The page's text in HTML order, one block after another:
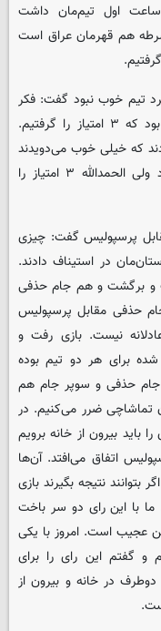
ساعت اول تیم‌مان داشت
هم قهرمان عراق است
که عملکرد تیم خوب نبود گفت: فکر
می‌کنم چیزی که خیلی اهمیت داشت این بود که ۳ امتیاز را گرفتیم.
که خیلی خوب می‌دویدند
و کار می‌کردند و کار ما را سخت کرده بود ولی الحمدالله ۳ امتیاز را
پرسپولیس گفت: چیزی
در استیناف دادند.
و برگشت و هم جام حذفی
حذفی مقابل پرسپولیس
نیست. بازی رفت و
برای هر دو تیم بوده
حذفی و سوپر جام هم
تماشاچی ضرر می‌کنیم. در
باید بیرون از خانه برویم
اتفاق می‌افتد. آن‌ها
بتوانند نتیجه بگیرند بازی
ما با این رای دو سر باخت
عجیب است. امروز با یکی
و گفتم این رای را برای
در خانه و بیرون از